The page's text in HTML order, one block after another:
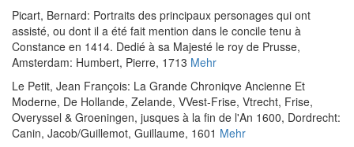
Picart, Bernard: Portraits des principaux personages qui ont
assisté, ou dont il a été fait mention dans le concile tenu à
Constance en 1414. Dedié à sa Majesté le roy de Prusse,
Amsterdam: Humbert, Pierre, 1713 Mehr
Le Petit, Jean François: La Grande Chroniqve Ancienne Et
Moderne, De Hollande, Zelande, VVest-Frise, Vtrecht, Frise,
Overyssel & Groeningen, jusques à la fin de l'An 1600, Dordrecht:
Canin, Jacob/Guillemot, Guillaume, 1601 Mehr